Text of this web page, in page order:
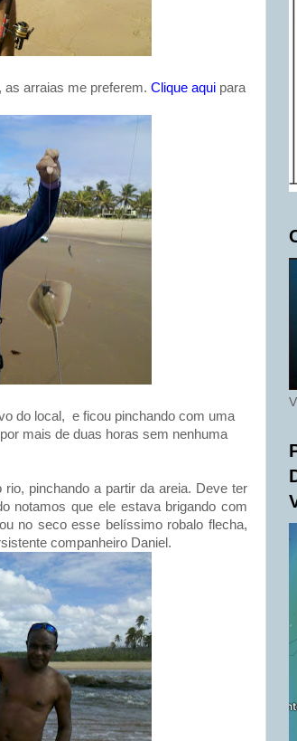
as arraias me preferem. Clique aqui para
do local, e ficou pinchando com uma
mais de duas horas sem nenhuma
pinchando a partir da areia. Deve ter
notamos que ele estava brigando com
no seco esse belíssimo robalo flecha,
companheiro Daniel.